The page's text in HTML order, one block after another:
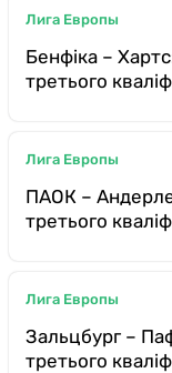
Лига Европы
Бенфіка –
третього
Лига Европы
ПАОК –
третього
Лига Европы
Зальцбург –
третього